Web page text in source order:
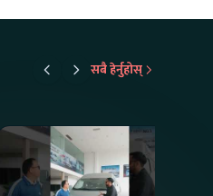
सबै हेर्नुहोस्